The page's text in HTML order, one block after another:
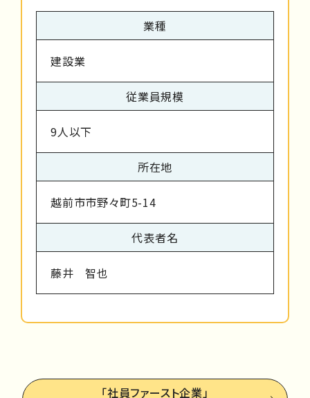
業種
建設業
従業員規模
9人以下
所在地
越前市市野々町5-14
代表者名
藤井 智也
「社員ファースト企業」